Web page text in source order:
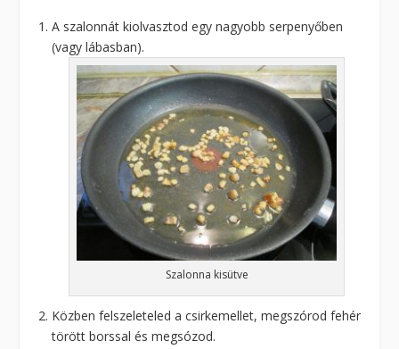
A szalonnát kiolvasztod egy nagyobb serpenyőben
(vagy lábasban).
Szalonna kisütve
Közben felszeleteled a csirkemellet, megszórod fehér
törött borssal és megsózod.